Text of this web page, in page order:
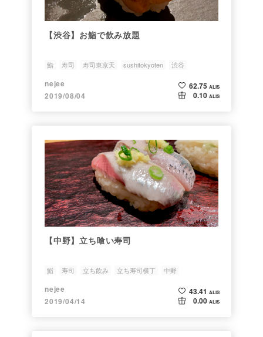
【渋谷】お鮨で飲み放題
鮨 寿司 寿司東京天 sushitokyoten 渋谷
nejee
2019/08/04
62.75 ALIS
0.10 ALIS
【中野】立ち喰い寿司
鮨 寿司 立ち飲み 立ち寿司横丁 中野
nejee
2019/04/14
43.41 ALIS
0.00 ALIS